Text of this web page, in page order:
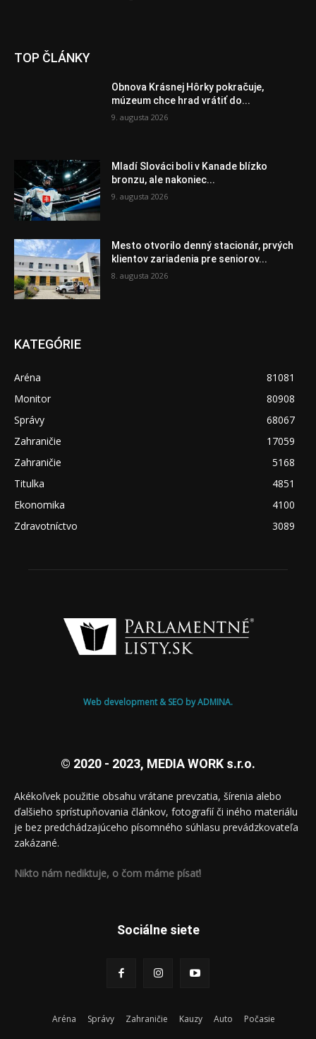
TOP ČLÁNKY
Obnova Krásnej Hôrky pokračuje,
múzeum chce hrad vrátiť do...
9. augusta 2026
Mladí Slováci boli v Kanade blízko
bronzu, ale nakoniec...
9. augusta 2026
Mesto otvorilo denný stacionár, prvých
klientov zariadenia pre seniorov...
8. augusta 2026
KATEGÓRIE
Aréna
81081
Monitor
80908
Správy
68067
Zahraničie
17059
Zahraničie
5168
Titulka
4851
Ekonomika
4100
Zdravotníctvo
3089
Web development & SEO by ADMINA.
© 2020 - 2023, MEDIA WORK s.r.o.
Akékoľvek použitie obsahu vrátane prevzatia, šírenia alebo
ďalšieho sprístupňovania článkov, fotografií či iného materiálu
je bez predchádzajúceho písomného súhlasu prevádzkovateľa
zakázané.
Nikto nám nediktuje, o čom máme písať!
Sociálne siete
Aréna Správy Zahraničie Kauzy Auto Počasie